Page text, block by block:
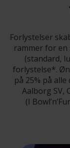
Forlystelser
rammer for
(standard,
forlystelse*.
på 25% på
Aalborg SV,
(I